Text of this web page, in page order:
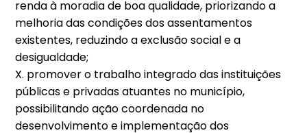
renda à moradia de boa qualidade, priorizando a
melhoria das condições dos assentamentos
existentes, reduzindo a exclusão social e a
desigualdade;
X. promover o trabalho integrado das instituições
públicas e privadas atuantes no município,
possibilitando ação coordenada no
desenvolvimento e implementação dos